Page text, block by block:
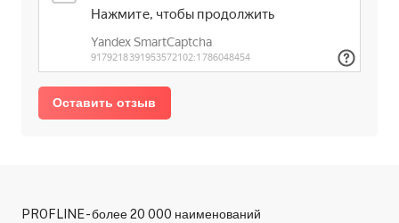
Оставить отзыв
PROFLINE - более 20 000 наименований